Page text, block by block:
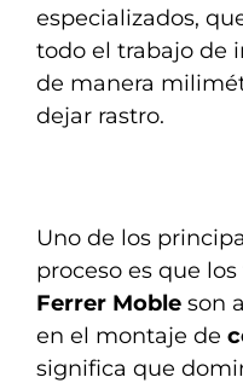
especializados,
todo el trabajo de
de manera
dejar rastro.
Uno de los
proceso es que
Ferrer Moble son
en el montaje de
significa que